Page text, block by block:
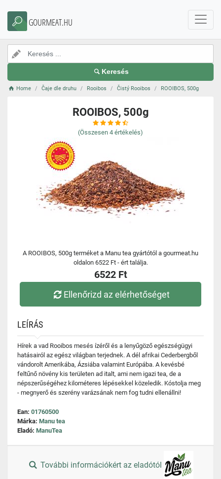
GOURMEAT.HU
Keresés
Home Čaje dle druhu Rooibos Čistý Rooibos ROOIBOS, 500g
ROOIBOS, 500g
(Összesen 4 értékelés)
A ROOIBOS, 500g terméket a Manu tea gyártótól a gourmeat.hu
oldalon 6522 Ft - ért találja.
6522 Ft
Ellenőrizd az elérhetőséget
LEÍRÁS
Hírek a vad Rooibos mesés ízéről és a lenyűgöző egészségügyi
hatásairól az egész világban terjednek. A dél afrikai Cederbergből
vándorolt Amerikába, Ázsiába valamint Európába. A kevésbé
feltűnő növény kis területen ad italt, ami nem igazi tea, de a
népszerűségéhez kilométeres lépésekkel közeledik. Kóstolja meg
- megnyerő és szerény varázsának nem fog tudni ellenállni!
Ean: 01760500
Márka: Manu tea
Eladó: ManuTea
További információkért az eladótól